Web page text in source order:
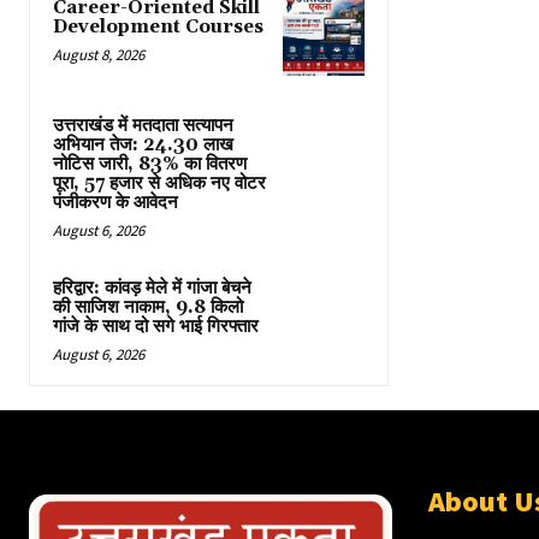
Career-Oriented Skill
Development Courses
August 8, 2026
उत्तराखंड में मतदाता सत्यापन
अभियान तेज: 24.30 लाख
नोटिस जारी, 83% का वितरण
पूरा, 57 हजार से अधिक नए वोटर
पंजीकरण के आवेदन
August 6, 2026
हरिद्वार: कांवड़ मेले में गांजा बेचने
की साजिश नाकाम, 9.8 किलो
गांजे के साथ दो सगे भाई गिरफ्तार
August 6, 2026
About